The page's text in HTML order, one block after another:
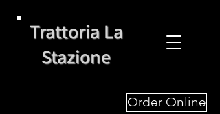
Trattoria La
Stazione
Order Online